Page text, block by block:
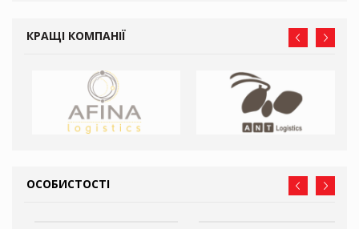
КРАЩІ КОМПАНІЇ
ОСОБИСТОСТІ